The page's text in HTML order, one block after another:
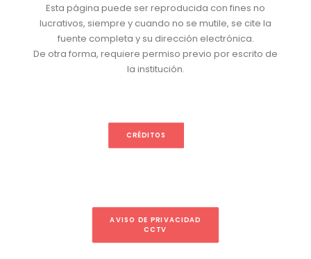
Esta página puede ser reproducida con fines no
lucrativos, siempre y cuando no se mutile, se cite la
fuente completa y su dirección electrónica.
De otra forma, requiere permiso previo por escrito de
la institución.
CRÉDITOS
AVISO DE PRIVACIDAD
CCTV